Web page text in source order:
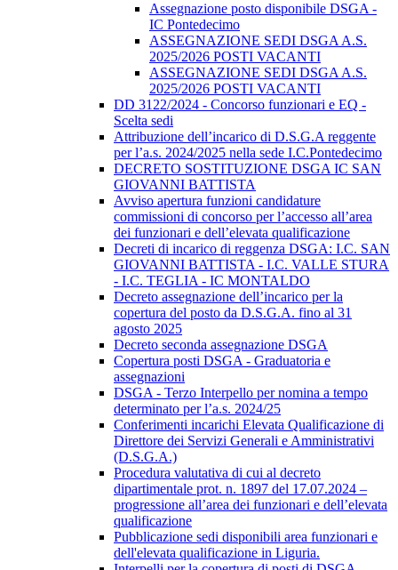
Assegnazione posto disponibile DSGA -
IC Pontedecimo
ASSEGNAZIONE SEDI DSGA A.S.
2025/2026 POSTI VACANTI
ASSEGNAZIONE SEDI DSGA A.S.
2025/2026 POSTI VACANTI
DD 3122/2024 - Concorso funzionari e EQ -
Scelta sedi
Attribuzione dell’incarico di D.S.G.A reggente
per l’a.s. 2024/2025 nella sede I.C.Pontedecimo
DECRETO SOSTITUZIONE DSGA IC SAN
GIOVANNI BATTISTA
Avviso apertura funzioni candidature
commissioni di concorso per l’accesso all’area
dei funzionari e dell’elevata qualificazione
Decreti di incarico di reggenza DSGA: I.C. SAN
GIOVANNI BATTISTA - I.C. VALLE STURA
- I.C. TEGLIA - IC MONTALDO
Decreto assegnazione dell’incarico per la
copertura del posto da D.S.G.A. fino al 31
agosto 2025
Decreto seconda assegnazione DSGA
Copertura posti DSGA - Graduatoria e
assegnazioni
DSGA - Terzo Interpello per nomina a tempo
determinato per l’a.s. 2024/25
Conferimenti incarichi Elevata Qualificazione di
Direttore dei Servizi Generali e Amministrativi
(D.S.G.A.)
Procedura valutativa di cui al decreto
dipartimentale prot. n. 1897 del 17.07.2024 –
progressione all’area dei funzionari e dell’elevata
qualificazione
Pubblicazione sedi disponibili area funzionari e
dell'elevata qualificazione in Liguria.